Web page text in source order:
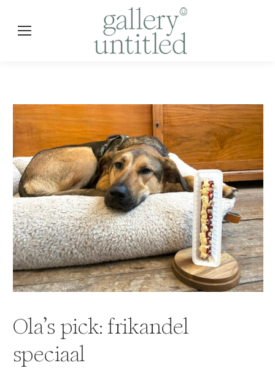
Ola’s pick: frikandel
speciaal